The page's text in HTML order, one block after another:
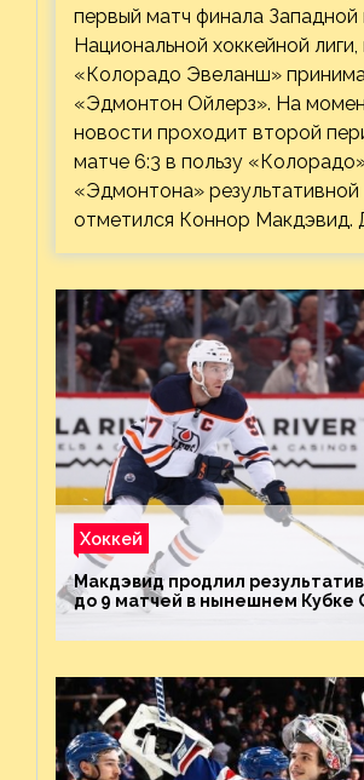
первый матч финала Западной
Национальной хоккейной
«Колорадо Эвеланш»
«Эдмонтон Ойлерз». На
новости проходит второй
матче 6:3 в пользу
«Эдмонтона» результативной
отметился Коннор Макдэвид.
Хоккей
Макдэвид продлил
до 9 матчей в нынешнем Кубке